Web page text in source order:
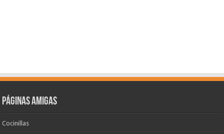
Páginas amigas
Cocinillas